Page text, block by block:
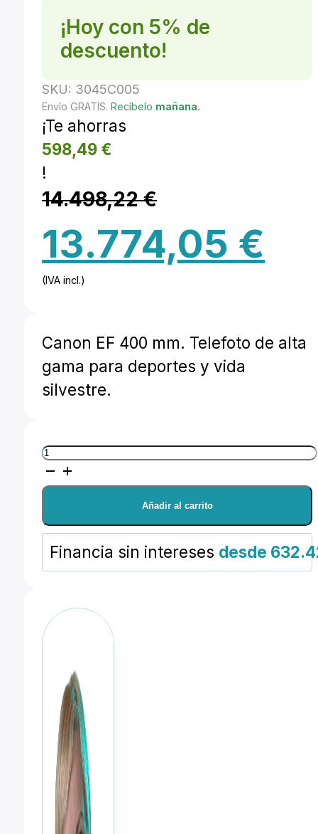
¡Hoy con 5% de
descuento!
SKU: 3045C005
Envío GRATIS.Recíbelo mañana.
¡Te ahorras
598,49 €
!
14.498,22€
El
precio
original
14.498,22 €.
13.774,05 €
(IVA incl.)
Canon EF 400 mm. Telefoto de alta
gama para deportes y vida
silvestre.
Canon
EF
400
mm
f:2.8L
IS
USM
cantidad
Añadir al carrito
Financia sin intereses desde